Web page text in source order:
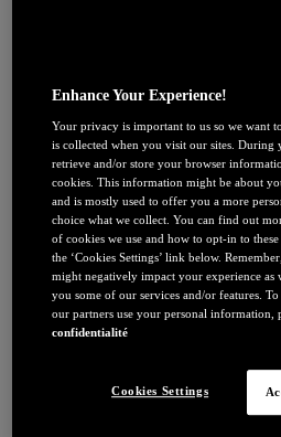
Crème de jour
Sérum et ampoules
Soin yeux
Masque
Nettoyant and
Soin : Par bénéfice
Anti-rides
Anti-relâchement/
Anti-tâches
Nettoyant et
Soin Hydratant
Soin : Par Ingredients
Acide
Enhance Your Experience!
Your privacy is important to us so we want
is collected when you visit our sites. During
retrieve and/or store your browser
cookies. This information might be about
and is mostly used to offer you a more
choice what we collect. You can find out
of cookies we use and how to opt-in to
the ‘Cookies Settings’ link below.
might negatively impact your experience
you some of our services and/or features.
our partners use your personal information,
confidentialité
Cookies Settings